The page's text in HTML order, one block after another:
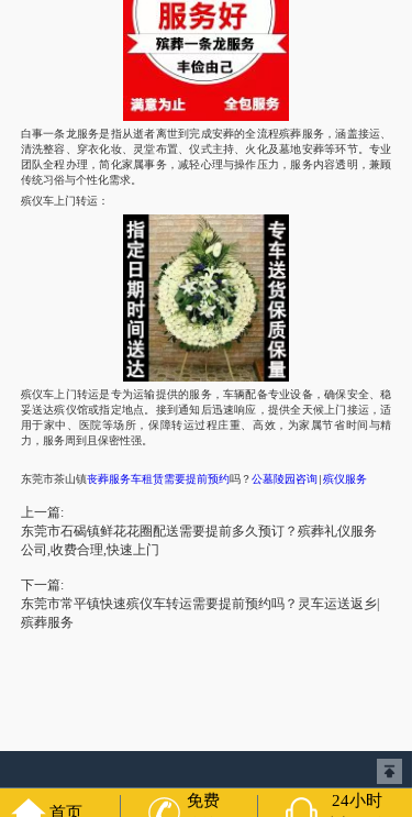
白事一条龙服务是指从逝者离世到完成安葬的全流程殡葬服务，涵盖接运、
清洗整容、穿衣化妆、灵堂布置、仪式主持、火化及墓地安葬等环节。专业
团队全程办理，简化家属事务，减轻心理与操作压力，服务内容透明，兼顾
传统习俗与个性化需求。
殡仪车上门转运：
殡仪车上门转运是专为运输提供的服务，车辆配备专业设备，确保安全、稳
妥送达殡仪馆或指定地点。接到通知后迅速响应，提供全天候上门接运，适
用于家中、医院等场所，保障转运过程庄重、高效，为家属节省时间与精
力，服务周到且保密性强。
东莞市茶山镇丧葬服务车租赁需要提前预约吗？公墓陵园 咨询 殡仪服务
上一篇:
东莞市石碣镇鲜花花圈配送需要提前多久预订？殡葬礼仪服务
公司,收费合理,快速上门
下一篇:
东莞市常平镇快速殡仪车转运需要提前预约吗？灵车运送返乡|
殡葬服务
首页
免费
24小时